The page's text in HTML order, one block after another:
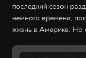
последний сезон
немного времени,
жизнь в Америке. Но